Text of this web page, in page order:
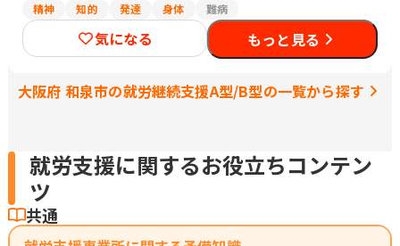
精神
知的 発達 身体 難病
気になる もっと見る
大阪府 和泉市の就労継続支援A型/B型の一覧から探す
就労支援に関するお役立ちコンテン
ツ
共通